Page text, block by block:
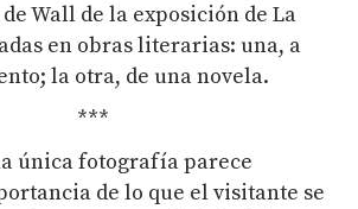
Wall de la exposición de La
en obras literarias: una, a
la otra, de una novela.
***
única fotografía parece
de lo que el visitante se